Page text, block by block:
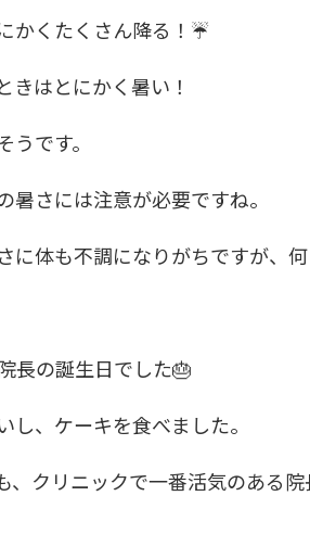
かくたくさん降る！☔
きはとにかく暑い！
うです。
暑さには注意が必要ですね。
に体も不調になりがちですが、
長の誕生日でした🎂
し、ケーキを食べました。
、クリニックで一番活気のある